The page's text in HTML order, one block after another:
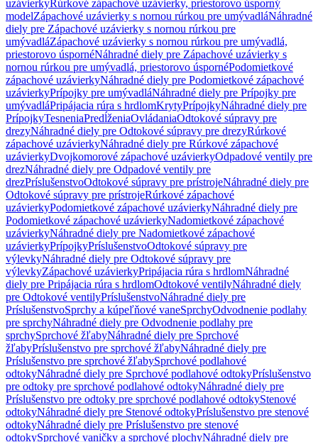
uzávierkyRúrkové zápachové uzávierky, priestorovo úsporný
modelZápachové uzávierky s nornou rúrkou pre umývadláNáhradné
diely pre Zápachové uzávierky s nornou rúrkou pre
umývadláZápachové uzávierky s nornou rúrkou pre umývadlá,
priestorovo úspornéNáhradné diely pre Zápachové uzávierky s
nornou rúrkou pre umývadlá, priestorovo úspornéPodomietkové
zápachové uzávierkyNáhradné diely pre Podomietkové zápachové
uzávierkyPrípojky pre umývadláNáhradné diely pre Prípojky pre
umývadláPripájacia rúra s hrdlomKrytyPrípojkyNáhradné diely pre
PrípojkyTesneniaPredĺženiaOvládaniaOdtokové súpravy pre
drezyNáhradné diely pre Odtokové súpravy pre drezyRúrkové
zápachové uzávierkyNáhradné diely pre Rúrkové zápachové
uzávierkyDvojkomorové zápachové uzávierkyOdpadové ventily pre
drezNáhradné diely pre Odpadové ventily pre
drezPríslušenstvoOdtokové súpravy pre prístrojeNáhradné diely pre
Odtokové súpravy pre prístrojeRúrkové zápachové
uzávierkyPodomietkové zápachové uzávierkyNáhradné diely pre
Podomietkové zápachové uzávierkyNadomietkové zápachové
uzávierkyNáhradné diely pre Nadomietkové zápachové
uzávierkyPrípojkyPríslušenstvoOdtokové súpravy pre
výlevkyNáhradné diely pre Odtokové súpravy pre
výlevkyZápachové uzávierkyPripájacia rúra s hrdlomNáhradné
diely pre Pripájacia rúra s hrdlomOdtokové ventilyNáhradné diely
pre Odtokové ventilyPríslušenstvoNáhradné diely pre
PríslušenstvoSprchy a kúpeľňové vaneSprchyOdvodnenie podlahy
pre sprchyNáhradné diely pre Odvodnenie podlahy pre
sprchySprchové žľabyNáhradné diely pre Sprchové
žľabyPríslušenstvo pre sprchové žľabyNáhradné diely pre
Príslušenstvo pre sprchové žľabySprchové podlahové
odtokyNáhradné diely pre Sprchové podlahové odtokyPríslušenstvo
pre odtoky pre sprchové podlahové odtokyNáhradné diely pre
Príslušenstvo pre odtoky pre sprchové podlahové odtokyStenové
odtokyNáhradné diely pre Stenové odtokyPríslušenstvo pre stenové
odtokyNáhradné diely pre Príslušenstvo pre stenové
odtokySprchové vaničky a sprchové plochyNáhradné diely pre